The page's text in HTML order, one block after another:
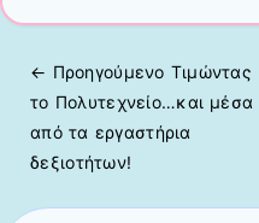
Πλοήγηση
← Προηγούμενo Τιμώντας
το Πολυτεχνείο…και μέσα
από τα εργαστήρια
δεξιοτήτων!